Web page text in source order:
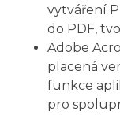
vytváření
do PDF,
Adobe
placená
funkce
pro